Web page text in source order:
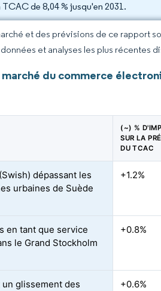
de 8,04 % jusqu'en 2031.
et des prévisions de ce rapport
et analyses les plus récentes
du commerce
(~) %
SUR LA
DU TCAC
dépassant les
urbaines de Suède
+1.2%
en tant que service
le Grand Stockholm
+0.8%
glissement des
+0.6%